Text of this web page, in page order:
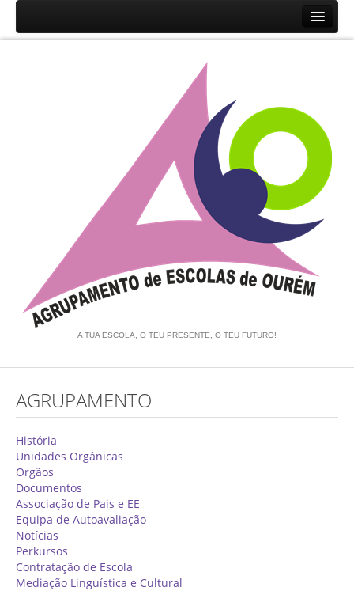
Unidades Orgânicas
Documentos
Associação de Pais e EE
Equipa de Autoavaliação
Notícias
Alunos
Oferta Formativa 2026/2027
Matrículas
Critérios Específicos de Avaliação
Ensino Profissionalizante
Horários
Educação Especial
A TUA ESCOLA, O TEU PRESENTE, O TEU FUTURO!
AGRUPAMENTO
História
Unidades Orgânicas
Orgãos
Documentos
Associação de Pais e EE
Equipa de Autoavaliação
Notícias
Perkursos
Contratação de Escola
Mediação Linguística e Cultural